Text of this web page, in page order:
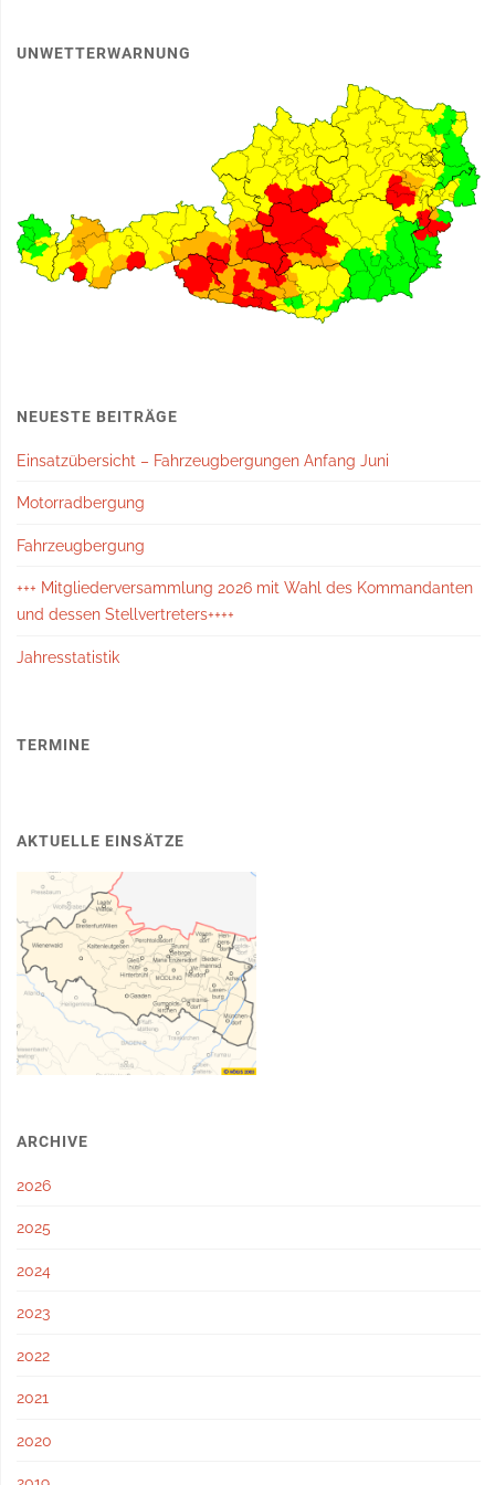
UNWETTERWARNUNG
NEUESTE BEITRÄGE
Einsatzübersicht – Fahrzeugbergungen Anfang Juni
Motorradbergung
Fahrzeugbergung
+++ Mitgliederversammlung 2026 mit Wahl des Kommandanten
und dessen Stellvertreters++++
Jahresstatistik
TERMINE
AKTUELLE EINSÄTZE
ARCHIVE
2026
2025
2024
2023
2022
2021
2020